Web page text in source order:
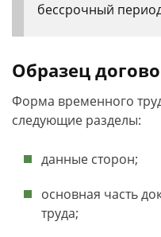
бессрочный
Образец
Форма временного
следующие разделы:
данные сторон;
основная часть
труда;